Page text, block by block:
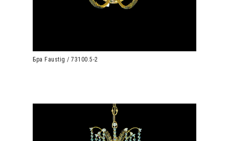
Бра Faustig / 73100.5-2